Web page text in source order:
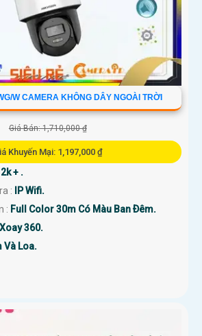
W CAMERA KHÔNG DÂY NGOÀI TRỜI
Giá Bán: 1,710,000 ₫
Khuyến Mại: 1,197,000 ₫
+ .
:
IP Wifi.
: Full Color 30m Có Màu Ban Ðêm.
Xoay 360.
Và Loa.